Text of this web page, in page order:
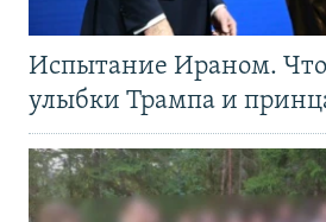
Испытание Ираном.
улыбки Трампа и